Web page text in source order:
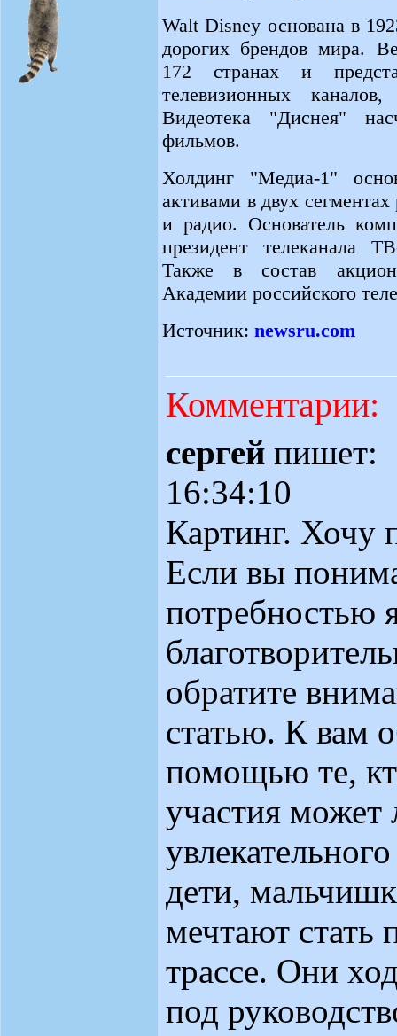
Walt Disney основана в
дорогих брендов мира.
172 странах и
телевизионных
Видеотека "Диснея"
фильмов.
Холдинг "Медиа-1"
активами в двух
и радио. Основатель
президент телеканала
Также в состав
Академии российского
Источник: newsru.com
Комментарии:
сергей
16:34:10
Картинг. Хочу
Если вы
потребностью
обратите
статью. К вам
помощью те,
участия может
дети,
мечтают стать
трассе. Они
под